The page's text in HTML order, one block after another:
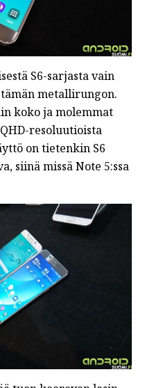
S6-sarjasta vain
metallirungon.
koko ja molemmat
resoluutioista
on tietenkin S6
siinä missä Note 5:ssa